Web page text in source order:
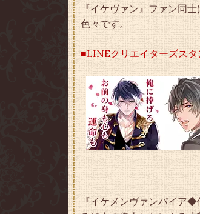
『イケヴァン』ファン同
色々です。
■LINEクリエイターズスタ
『イケメンヴァンパイア